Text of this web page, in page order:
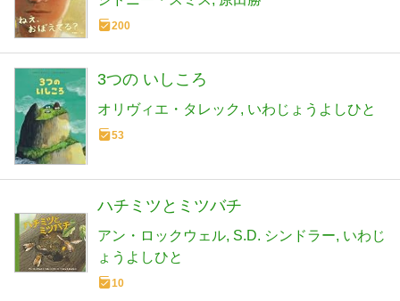
200
3つの いしころ
オリヴィエ・タレック いわじょうよしひと
53
ハチミツとミツバチ
アン・ロックウェル S.D. シンドラー いわじ
ょうよしひと
10